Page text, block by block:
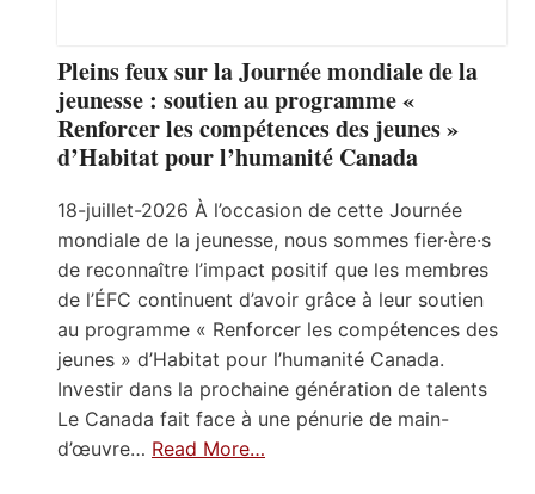
Pleins feux sur la Journée mondiale de la
jeunesse : soutien au programme «
Renforcer les compétences des jeunes »
d’Habitat pour l’humanité Canada
18-juillet-2026 À l’occasion de cette Journée
mondiale de la jeunesse, nous sommes fier·ère·s
de reconnaître l’impact positif que les membres
de l’ÉFC continuent d’avoir grâce à leur soutien
au programme « Renforcer les compétences des
jeunes » d’Habitat pour l’humanité Canada.
Investir dans la prochaine génération de talents
Le Canada fait face à une pénurie de main-
d’œuvre… Read More…